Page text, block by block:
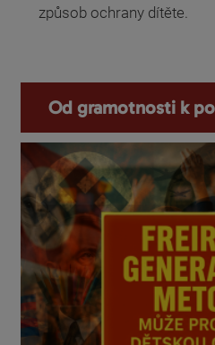
způsob ochrany dítěte.
Od gramotnosti k